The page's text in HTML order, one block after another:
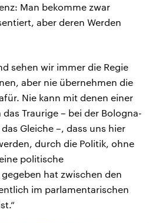
Man bekomme zwar
aber deren Werden
sehen wir immer die Regie
aber nie übernehmen die
Nie kann mit denen einer
Traurige – bei der Bologna-
Gleiche –, dass uns hier
durch die Politik, ohne
politische
hat zwischen den
im parlamentarischen